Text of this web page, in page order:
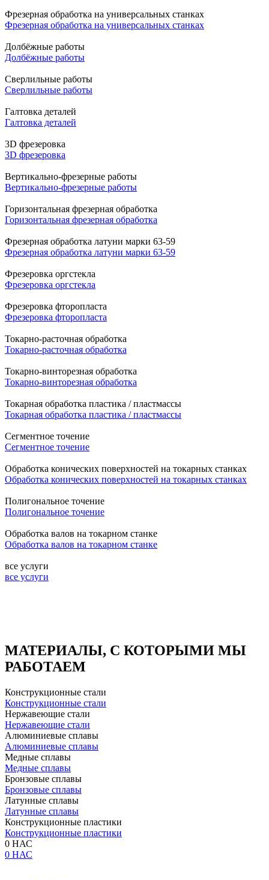
Фрезерная обработка на универсальных станках
Фрезерная обработка на универсальных станках
Долбёжные работы
Долбёжные работы
Сверлильные работы
Сверлильные работы
Галтовка деталей
Галтовка деталей
3D фрезеровка
3D фрезеровка
Вертикально-фрезерные работы
Вертикально-фрезерные работы
Горизонтальная фрезерная обработка
Горизонтальная фрезерная обработка
Фрезерная обработка латуни марки 63-59
Фрезерная обработка латуни марки 63-59
Фрезеровка оргстекла
Фрезеровка оргстекла
Фрезеровка фторопласта
Фрезеровка фторопласта
Токарно-расточная обработка
Токарно-расточная обработка
Токарно-винторезная обработка
Токарно-винторезная обработка
Токарная обработка пластика / пластмассы
Токарная обработка пластика / пластмассы
Сегментное точение
Сегментное точение
Обработка конических поверхностей на токарных станках
Обработка конических поверхностей на токарных станках
Полигональное точение
Полигональное точение
Обработка валов на токарном станке
Обработка валов на токарном станке
все услуги
все услуги
МАТЕРИАЛЫ, С КОТОРЫМИ МЫ
РАБОТАЕМ
Конструкционные стали
Конструкционные стали
Нержавеющие стали
Нержавеющие стали
Алюминиевые сплавы
Алюминиевые сплавы
Медные сплавы
Медные сплавы
Бронзовые сплавы
Бронзовые сплавы
Латунные сплавы
Латунные сплавы
Конструкционные пластики
Конструкционные пластики
0 НАС
0 НАС